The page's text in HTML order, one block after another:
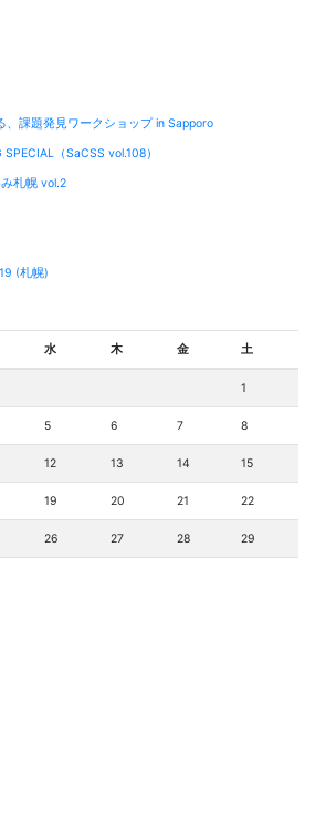
課題発見ワークショップ in Sapporo
（SaCSS vol.108）
札幌 vol.2
(札幌)
水 木 金 土
1
5 6 7 8
12 13 14 15
19 20 21 22
26 27 28 29